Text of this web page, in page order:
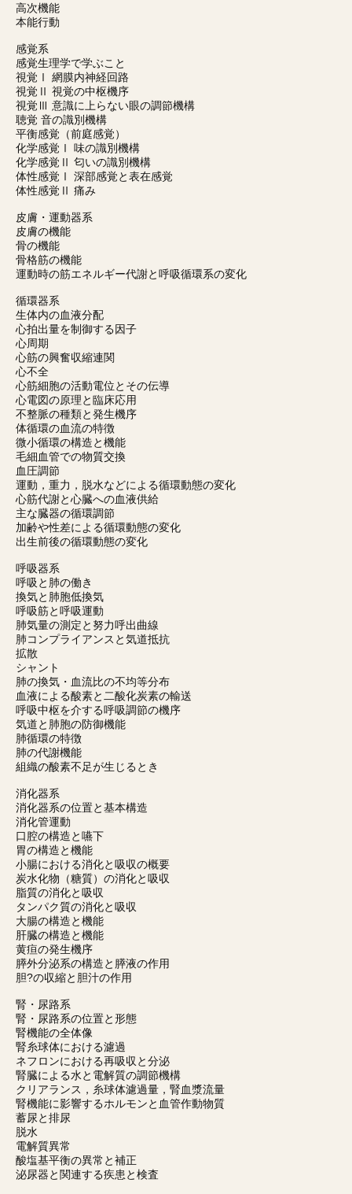
高次機能
本能行動
感覚系
感覚生理学で学ぶこと
視覚Ⅰ 網膜内神経回路
視覚Ⅱ 視覚の中枢機序
視覚Ⅲ 意識に上らない眼の調節機構
聴覚 音の識別機構
平衡感覚（前庭感覚）
化学感覚Ⅰ 味の識別機構
化学感覚Ⅱ 匂いの識別機構
体性感覚Ⅰ 深部感覚と表在感覚
体性感覚Ⅱ 痛み
皮膚・運動器系
皮膚の機能
骨の機能
骨格筋の機能
運動時の筋エネルギー代謝と呼吸循環系の変化
循環器系
生体内の血液分配
心拍出量を制御する因子
心周期
心筋の興奮収縮連関
心不全
心筋細胞の活動電位とその伝導
心電図の原理と臨床応用
不整脈の種類と発生機序
体循環の血流の特徴
微小循環の構造と機能
毛細血管での物質交換
血圧調節
運動，重力，脱水などによる循環動態の変化
心筋代謝と心臓への血液供給
主な臓器の循環調節
加齢や性差による循環動態の変化
出生前後の循環動態の変化
呼吸器系
呼吸と肺の働き
換気と肺胞低換気
呼吸筋と呼吸運動
肺気量の測定と努力呼出曲線
肺コンプライアンスと気道抵抗
拡散
シャント
肺の換気・血流比の不均等分布
血液による酸素と二酸化炭素の輸送
呼吸中枢を介する呼吸調節の機序
気道と肺胞の防御機能
肺循環の特徴
肺の代謝機能
組織の酸素不足が生じるとき
消化器系
消化器系の位置と基本構造
消化管運動
口腔の構造と嚥下
胃の構造と機能
小腸における消化と吸収の概要
炭水化物（糖質）の消化と吸収
脂質の消化と吸収
タンパク質の消化と吸収
大腸の構造と機能
肝臓の構造と機能
黄疸の発生機序
膵外分泌系の構造と膵液の作用
胆?の収縮と胆汁の作用
腎・尿路系
腎・尿路系の位置と形態
腎機能の全体像
腎糸球体における濾過
ネフロンにおける再吸収と分泌
腎臓による水と電解質の調節機構
クリアランス，糸球体濾過量，腎血漿流量
腎機能に影響するホルモンと血管作動物質
蓄尿と排尿
脱水
電解質異常
酸塩基平衡の異常と補正
泌尿器と関連する疾患と検査